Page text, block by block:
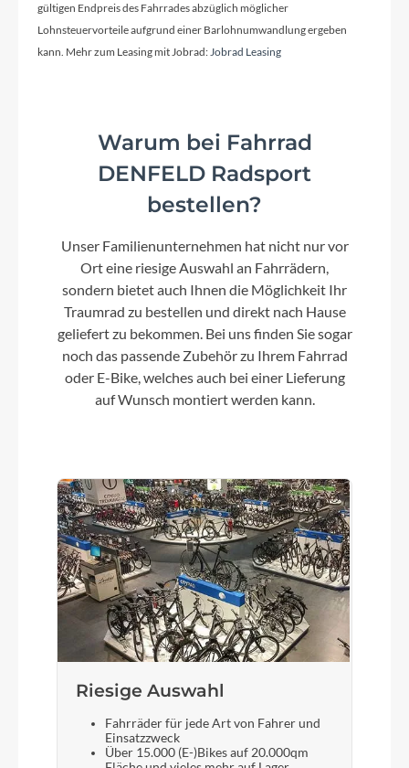
Hinterrad Nabe
Griffe
Schaltwerk
RD RD-TY200, SS 6/7-SPEED
Rahmenmaterial
Kurbelgarnitur
FC 127/38 FL-131 black/black
Kassette
Sprocket 7-Gear MF-TZ500-7-CP, 14-28T
W/spoke protector
Lenker
Lady/MTB 15° Blk
Farbe
gültigen Endpreis des Fahrrades abzüglich möglicher
Lohnsteuervorteile aufgrund einer Barlohnumwandlung ergeben
kann. Mehr zum Leasing mit Jobrad:Jobrad Leasing
Warum bei Fahrrad
DENFELD Radsport
bestellen?
Unser Familienunternehmen hat nicht nur vor
Ort eine riesige Auswahl an Fahrrädern,
sondern bietet auch Ihnen die Möglichkeit Ihr
Traumrad zu bestellen und direkt nach Hause
geliefert zu bekommen. Bei uns finden Sie sogar
noch das passende Zubehör zu Ihrem Fahrrad
oder E-Bike, welches auch bei einer Lieferung
auf Wunsch montiert werden kann.
Riesige Auswahl
Fahrräder für jede Art von Fahrer und
Einsatzzweck
Über 15.000 (E-)Bikes auf 20.000qm